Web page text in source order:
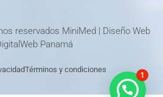
reservados MiniMed | Diseño Web
Panamá
Términos y condiciones
1